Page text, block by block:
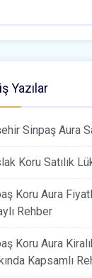
Yazılar
Sinpaş Aura
Koru Satılık
Koru Aura
Rehber
Koru Aura
Kapsamlı